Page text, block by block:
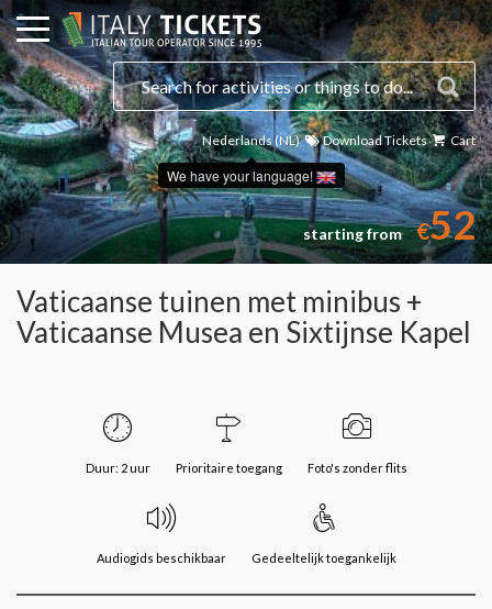
Nederlands (NL)
We have your language!
Download Tickets Cart
starting from €52
Vaticaanse tuinen met minibus +
Vaticaanse Musea en Sixtijnse Kapel
Duur: 2 uur Prioritaire toegang Foto's zonder flits
Audiogids beschikbaar Gedeeltelijk toegankelijk